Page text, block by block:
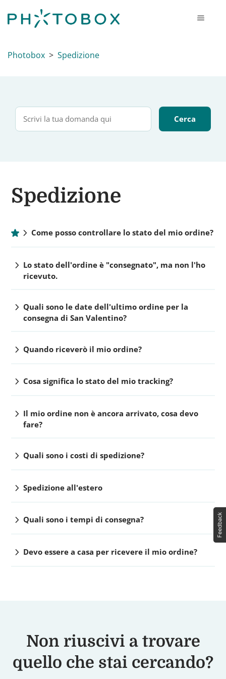
Photobox Spedizione
Spedizione
chevron_right Come posso controllare lo stato del mio ordine?
chevron_right Lo stato dell'ordine è "consegnato", ma non l'ho
ricevuto.
chevron_right Quali sono le date dell'ultimo ordine per la
consegna di San Valentino?
chevron_right Quando riceverò il mio ordine?
chevron_right Cosa significa lo stato del mio tracking?
chevron_right Il mio ordine non è ancora arrivato, cosa devo
fare?
chevron_right Quali sono i costi di spedizione?
chevron_rightSpedizione all'estero
chevron_right Quali sono i tempi di consegna?
chevron_right Devo essere a casa per ricevere il mio ordine?
Non riuscivi a trovare
quello che stai cercando?